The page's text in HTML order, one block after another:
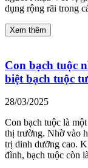
dụng rộng rãi trong
Xem thêm
Con bạch tuộc
biệt bạch tuộc
28/03/2025
Con bạch tuộc là
thị trường. Nhờ vào
trị dinh dưỡng cao.
đình, bạch tuộc còn